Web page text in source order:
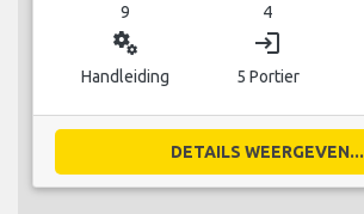
9 4
miscellaneous_services
Handleiding
login
5 Portier
DETAILS WEERGEVEN...